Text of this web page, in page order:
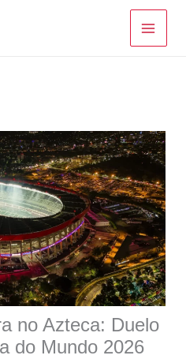
no Azteca: Duelo
do Mundo 2026